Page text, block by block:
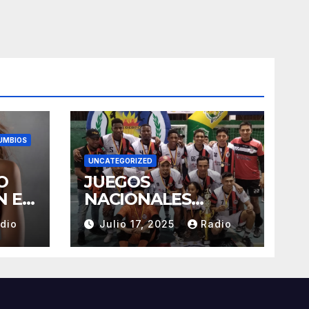
EL
UNCATEGORIZED
JUEGOS
NACIONALES
TUNGURAHUA 2025
Julio 17, 2025 Radio